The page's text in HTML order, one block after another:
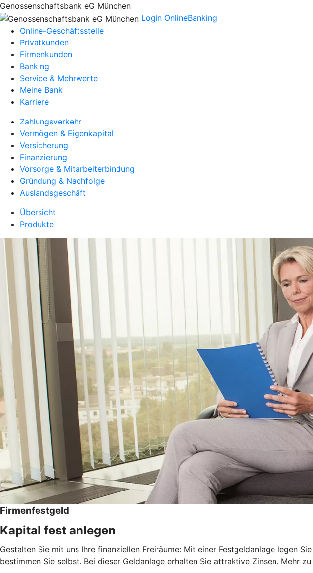
Genossenschaftsbank eG München
Login OnlineBanking
Online-Geschäftsstelle
Privatkunden
Firmenkunden
Banking
Service & Mehrwerte
Meine Bank
Karriere
Zahlungsverkehr
Vermögen & Eigenkapital
Versicherung
Finanzierung
Vorsorge & Mitarbeiterbindung
Gründung & Nachfolge
Auslandsgeschäft
Übersicht
Produkte
Firmenfestgeld
Kapital fest anlegen
Gestalten Sie mit uns Ihre finanziellen Freiräume: Mit einer Festgeldanlage legen
bestimmen Sie selbst. Bei dieser Geldanlage erhalten Sie attraktive Zinsen. Mehr